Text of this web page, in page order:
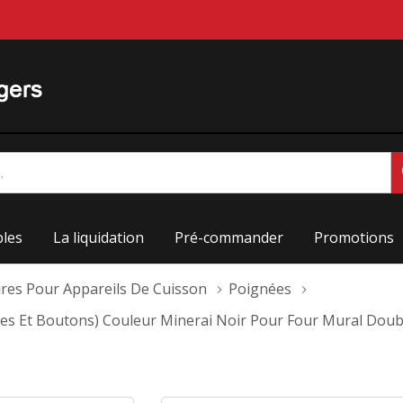
La liquidation Pré-commander Promotions
Pour Appareils De Cuisson
Poignées
Et Boutons) Couleur Minerai Noir Pour Four Mural